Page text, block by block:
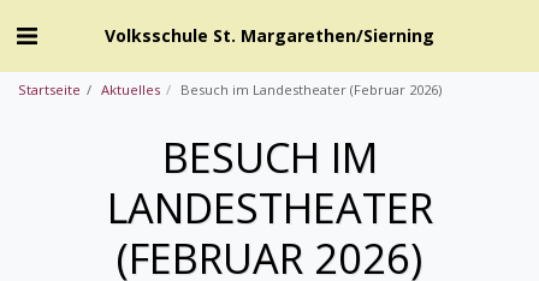
Volksschule St. Margarethen/Sierning
Startseite Aktuelles Besuch im Landestheater (Februar 2026)
BESUCH IM
LANDESTHEATER
(FEBRUAR 2026)